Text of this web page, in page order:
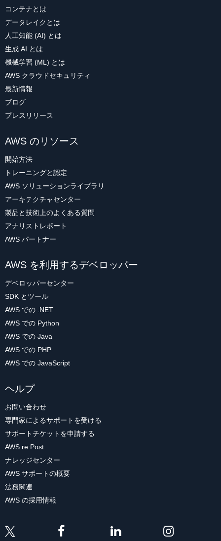
コンテナとは
データレイクとは
人工知能 (AI) とは
生成 AI とは
機械学習 (ML) とは
AWS クラウドセキュリティ
最新情報
ブログ
プレスリリース
AWS のリソース
開始方法
トレーニングと認定
AWS ソリューションライブラリ
アーキテクチャセンター
製品と技術上のよくある質問
アナリストレポート
AWS パートナー
AWS を利用するデベロッパー
デベロッパーセンター
SDK とツール
AWS での .NET
AWS での Python
AWS での Java
AWS での PHP
AWS での JavaScript
ヘルプ
お問い合わせ
専門家によるサポートを受ける
サポートチケットを申請する
AWS re:Post
ナレッジセンター
AWS サポートの概要
法務関連
AWS の採用情報